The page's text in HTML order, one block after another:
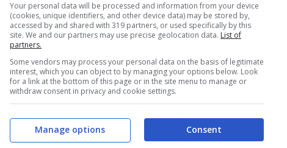
che sono state colpite. Adelaide vuole
dovrebbero partecipare tutti i cittadini
vorrà quindi chiedere a Umberto –
dellaBanca Guarnieri.
aiutare la donna se non si recherà lei
mano.Umbertosa infatti perfettamente che
incontro e a fargli questa richiesta. La
Your personal data will be processed and information from your device
(cookies, unique identifiers, and other device data) may be stored by,
accessed by and shared with 319 partners, or used specifically by this
site. We and our partners may use precise geolocation data. List of
partners.
Some vendors may process your personal data on the basis of legitimate
interest, which you can object to by managing your options below. Look
for a link at the bottom of this page or in the site menu to manage or
withdraw consent in privacy and cookie settings.
Consent
Manage options